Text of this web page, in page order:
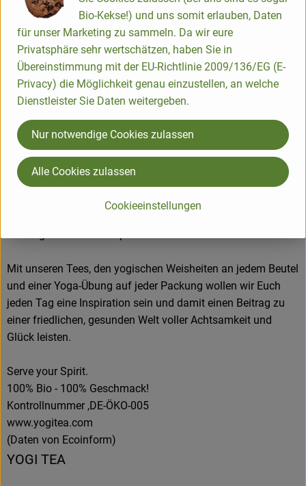
Herkunft
Hersteller: Yogi Tea® , Yogi Tea GmbH
Italien
YOGI TEA GmbH
D 20095 Hamburg
Wer achtsam lebt, entdeckt auch im Kleinen das Großartige.
Wir glauben, dass durch ein Leben in Balance jeder Einzelne
Mit unseren Tees, den yogischen Weisheiten an jedem Beutel
und einer Yoga-Übung auf jeder Packung wollen wir Euch
jeden Tag eine Inspiration sein und damit einen Beitrag zu
einer friedlichen, gesunden Welt voller Achtsamkeit und
Glück leisten.
Serve your Spirit.
100% Bio - 100% Geschmack!
Kontrollnummer ,DE-ÖKO-005
www.yogitea.com
(Daten von Ecoinform)
YOGI TEA
Bio-Kekse!) und uns somit erlauben, Daten
für unser Marketing zu sammeln. Da wir eure
Privatsphäre sehr wertschätzen, haben Sie in
Übereinstimmung mit der EU-Richtlinie 2009/136/EG (E-
Privacy) die Möglichkeit genau einzustellen, an welche
Dienstleister Sie Daten weitergeben.
Cookieeinstellungen
Nur notwendige Cookies zulassen
Alle Cookies zulassen